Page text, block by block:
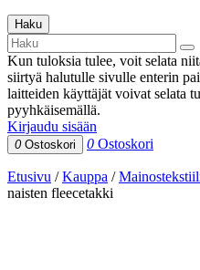
Haku
Kun tuloksia tulee, voit selata
siirtyä halutulle sivulle enterin
laitteiden käyttäjät voivat selata
pyyhkäisemällä.
Kirjaudu sisään
0 Ostoskori 0 Ostoskori
Etusivu /Kauppa /
naisten fleecetakki